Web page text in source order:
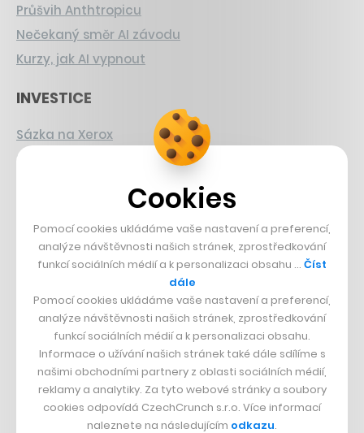
Průšvih Anthtropicu
Nečekaný směr AI závodu
Kurzy, jak AI vypnout
INVESTICE
Sázka na Xerox
Strnad v Pirelli
PŘÍBĚHY Z GASTRA
Boční projekt, co se zvrtnul
Francouzský šéfkuchař na Šumavě
Dva golfisti, co pečou
DESIGN
Bomma není tichá
Originální hodinky
Cookies
Pomocí cookies ukládáme vaše nastavení a preferencí,
analýze návštěvnosti našich stránek, zprostředkování
funkcí sociálních médií a k personalizaci obsahu … Číst
dále
Pomocí cookies ukládáme vaše nastavení a preferencí,
analýze návštěvnosti našich stránek, zprostředkování
funkcí sociálních médií a k personalizaci obsahu.
Informace o užívání našich stránek také dále sdílíme s
našimi obchodními partnery z oblasti sociálních médií,
reklamy a analytiky. Za tyto webové stránky a soubory
cookies odpovídá CzechCrunch s.r.o. Více informací
naleznete na následujícím odkazu.